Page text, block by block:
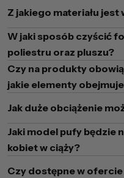
Z jakiego materiału jest
W jaki sposób czyścić
poliestru oraz pluszu?
Czy na produkty
jakie elementy
Jak duże obciążenie
Jaki model pufy będzie
kobiet w ciąży?
Czy dostępne w